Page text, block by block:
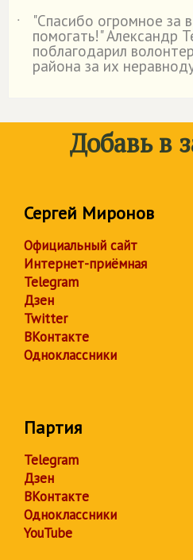
˙
"Спасибо огромное за
помогать!" Александр
поблагодарил
района за их
Добавь в
Сергей Миронов
Официальный сайт
Интернет-приёмная
Telegram
Дзен
Twitter
ВКонтакте
Одноклассники
Партия
Telegram
Дзен
ВКонтакте
Одноклассники
YouTube